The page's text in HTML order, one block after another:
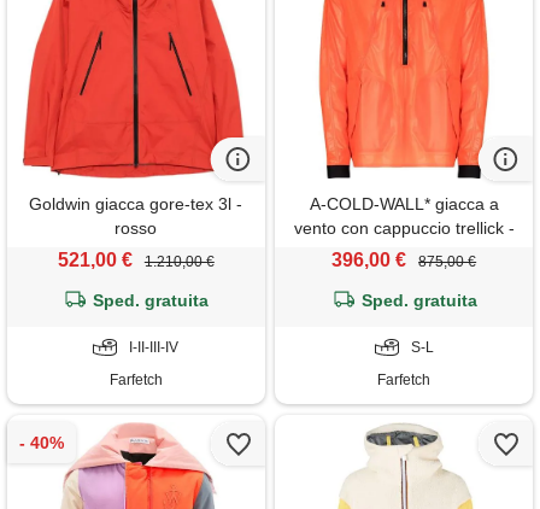
Goldwin giacca gore-tex 3l -
rosso
521,00 € 1.210,00 €
Sped. gratuita
I-II-III-IV
Farfetch
A-COLD-WALL* giacca a
vento con cappuccio trellick -
arancione
396,00 € 875,00 €
Sped. gratuita
S-L
Farfetch